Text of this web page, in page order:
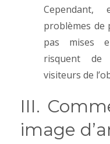
problèmes de
pas mises
risquent de
visiteurs de
III.
image